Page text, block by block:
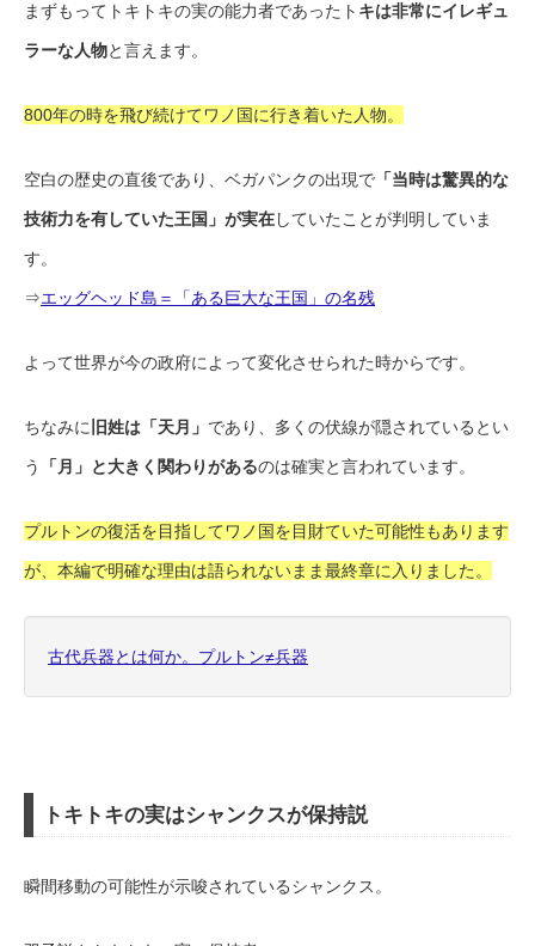
まずもってトキトキの実の能力者であったト キは非常にイレギュ
ラーな人物と言えます。
800年の時を飛び続けてワノ国に行き着いた人物。
空白の歴史の直後であり、ベガパンクの出現で 「当時は驚異的な
技術力を有していた王国」が実在していたことが判明していま
す。
⇒エッグヘッド島＝「ある巨大な王国」の名残
よって世界が今の政府によって変化させられた時からです。
ちなみに 旧姓は「天月」 であり、多くの伏線が隠されているとい
う 「月」と大きく関わりがあるのは確実と言われています。
プルトンの復活を目指してワノ国を目財ていた可能性もあります
が、本編で明確な理由は語られないまま最終章に入りました。
古代兵器とは何か。プルトン≠兵器
トキトキの実はシャンクスが保持説
瞬間移動の可能性が示唆されているシャンクス。